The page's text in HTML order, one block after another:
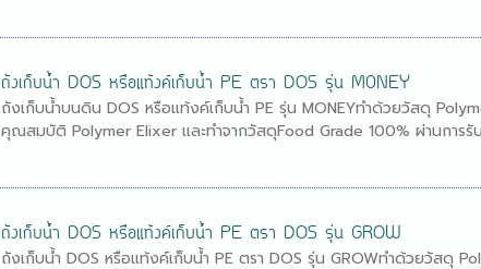
ถังเก็บน้ำ DOS หรือแท้งค์เก็บน้ำ PE ตรา DOS รุ่น M0NEY
ถังเก็บน้ำบนดิน DOS หรือแท้งค์เก็บน้ำ PE รุ่น MONEYทำด้วยวัสดุ
คุณสมบัติ Polymer Elixer และทำจากวัสดุFood Grade 100% ผ่านการรั
ถังเก็บน้ำ DOS หรือแท้งค์เก็บน้ำ PE ตรา DOS รุ่น GROW
ถังเก็บน้ำ DOS หรือแท้งค์เก็บน้ำ PE ตรา DOS รุ่น GROWทำด้วยวัสดุ